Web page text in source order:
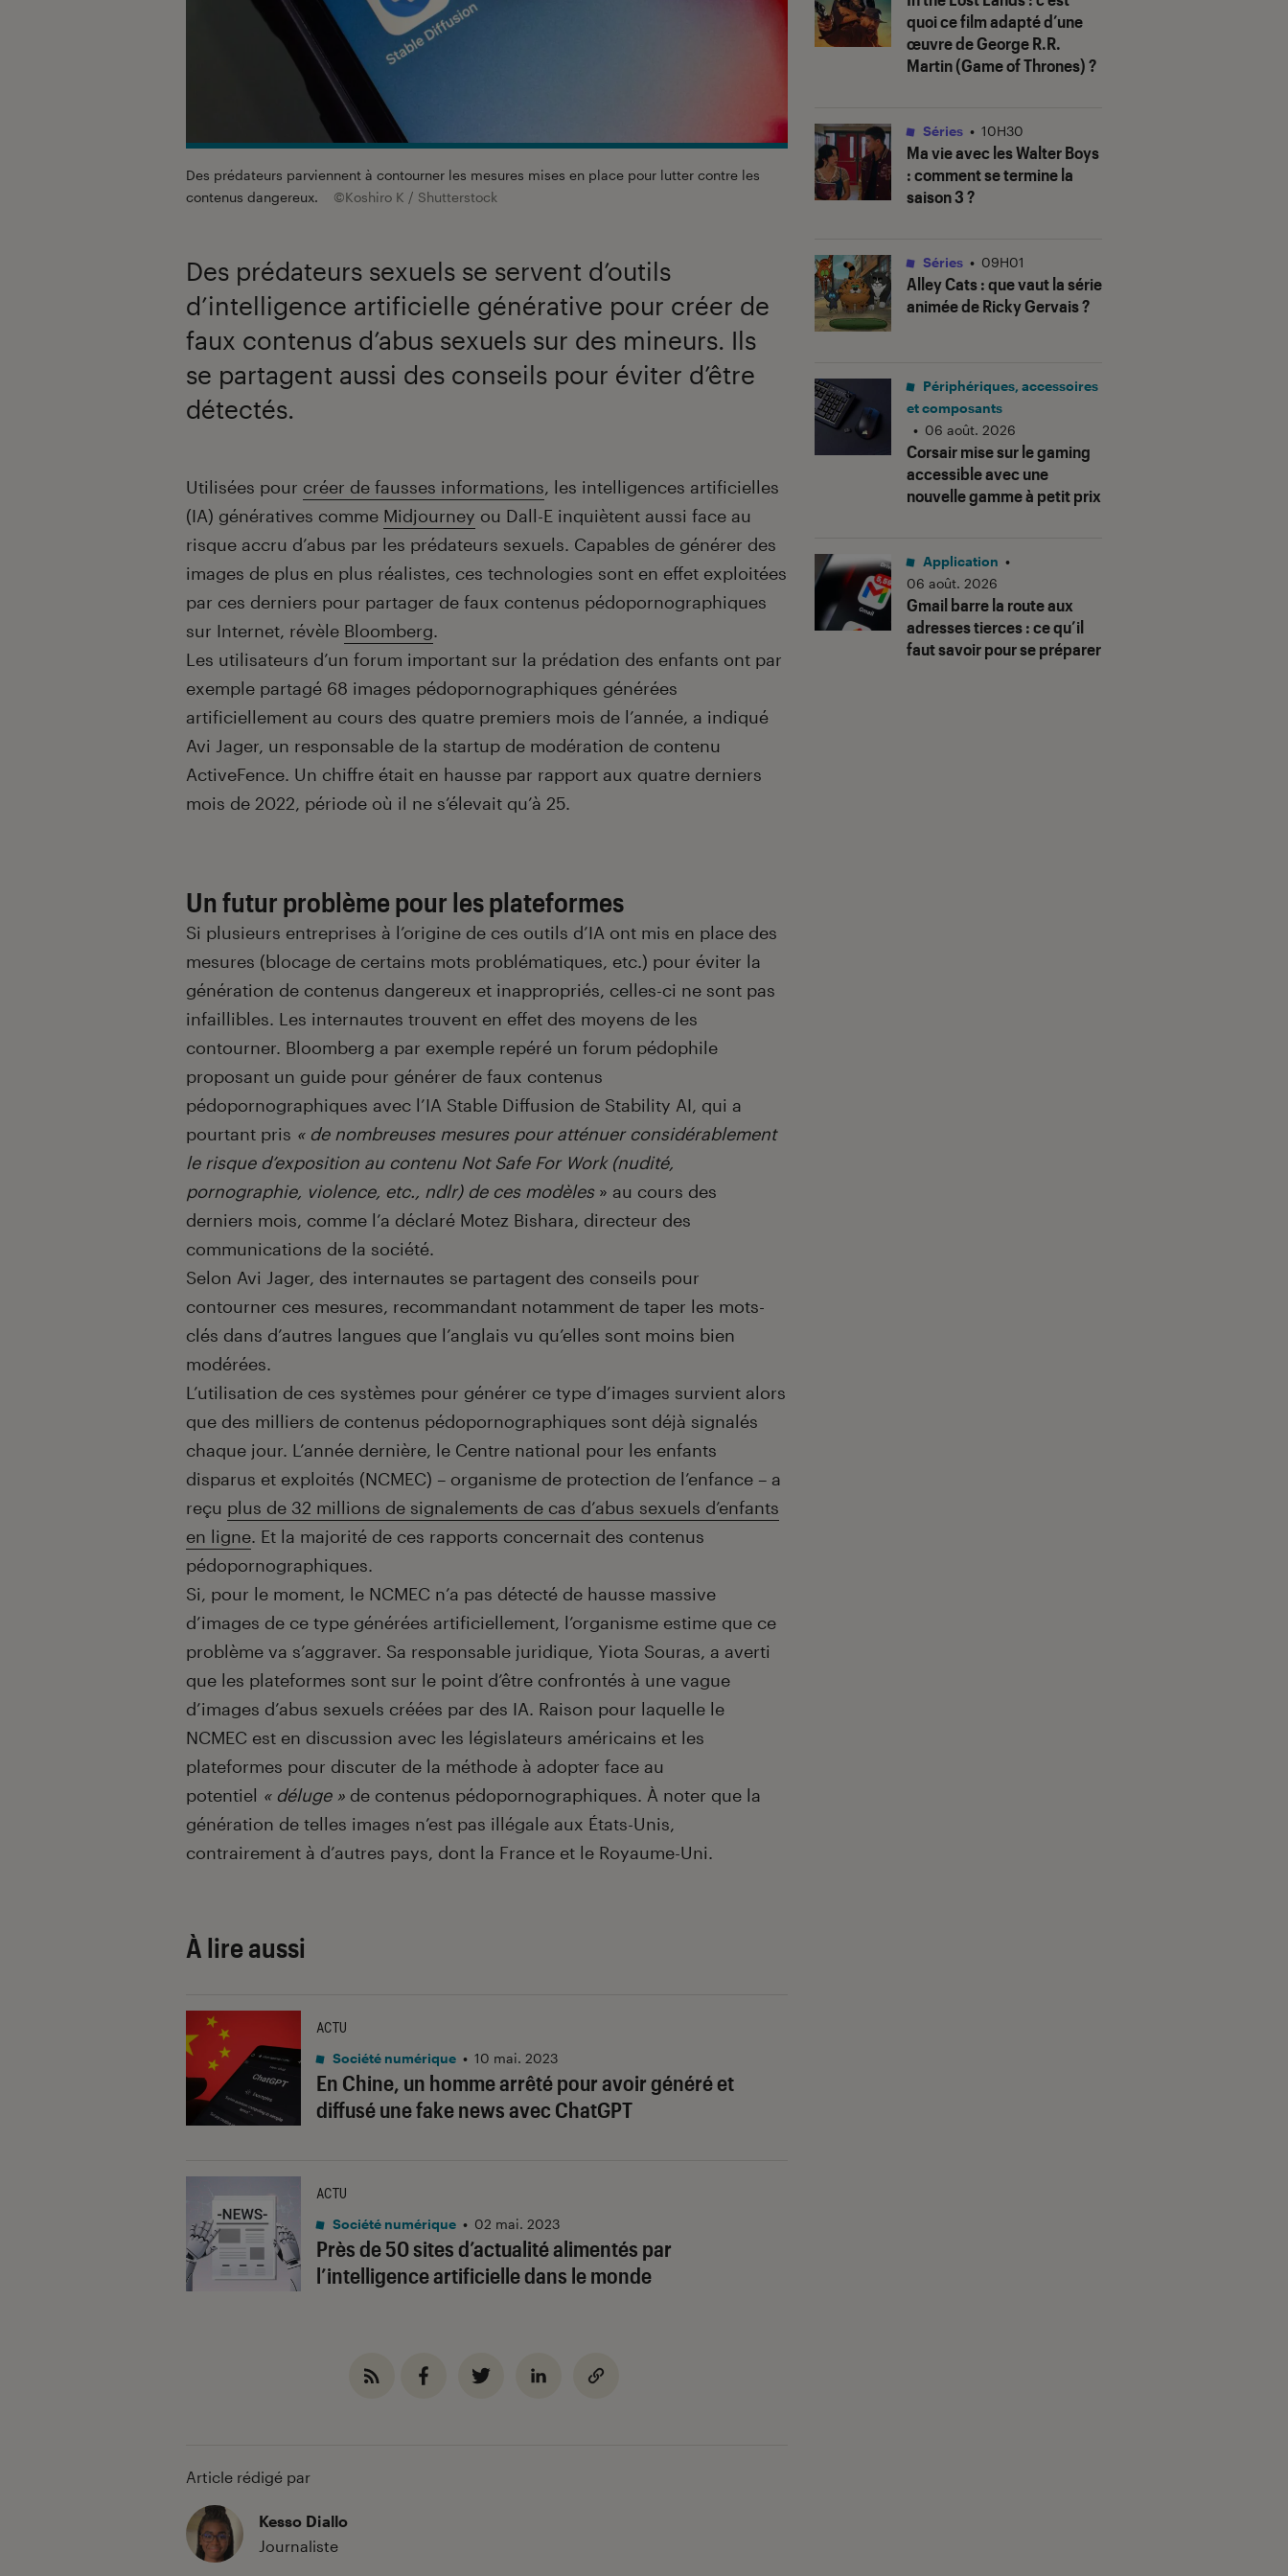
Des prédateurs parviennent à contourner les mesures mises en place pour lutter contre les
contenus dangereux.
©Koshiro K / Shutterstock
Des prédateurs sexuels se servent d’outils
d’intelligence artificielle générative pour créer de
faux contenus d’abus sexuels sur des mineurs. Ils
se partagent aussi des conseils pour éviter d’être
détectés.
Introduction
Utilisées pour créer de fausses informations, les intelligences artificielles
(IA) génératives comme Midjourney ou Dall-E inquiètent aussi face au
risque accru d’abus par les prédateurs sexuels. Capables de générer des
images de plus en plus réalistes, ces technologies sont en effet exploitées
par ces derniers pour partager de faux contenus pédopornographiques
sur Internet, révèle Bloomberg.
Les utilisateurs d’un forum important sur la prédation des enfants ont par
exemple partagé 68 images pédopornographiques générées
artificiellement au cours des quatre premiers mois de l’année, a indiqué
Avi Jager, un responsable de la startup de modération de contenu
ActiveFence. Un chiffre était en hausse par rapport aux quatre derniers
mois de 2022, période où il ne s’élevait qu’à 25.
Un futur problème pour les plateformes
Si plusieurs entreprises à l’origine de ces outils d’IA ont mis en place des
mesures (blocage de certains mots problématiques, etc.) pour éviter la
génération de contenus dangereux et inappropriés, celles-ci ne sont pas
infaillibles. Les internautes trouvent en effet des moyens de les
contourner. Bloomberg a par exemple repéré un forum pédophile
proposant un guide pour générer de faux contenus
pédopornographiques avec l’IA Stable Diffusion de Stability AI, qui a
pourtant pris « de nombreuses mesures pour atténuer considérablement
le risque d’exposition au contenu Not Safe For Work (nudité,
pornographie, violence, etc., ndlr) de ces modèles » au cours des
derniers mois, comme l’a déclaré Motez Bishara, directeur des
communications de la société.
Selon Avi Jager, des internautes se partagent des conseils pour
contourner ces mesures, recommandant notamment de taper les mots-
clés dans d’autres langues que l’anglais vu qu’elles sont moins bien
modérées.
L’utilisation de ces systèmes pour générer ce type d’images survient alors
que des milliers de contenus pédopornographiques sont déjà signalés
chaque jour. L’année dernière, le Centre national pour les enfants
disparus et exploités (NCMEC) – organisme de protection de l’enfance – a
reçu plus de 32 millions de signalements de cas d’abus sexuels d’enfants
en ligne. Et la majorité de ces rapports concernait des contenus
pédopornographiques.
Si, pour le moment, le NCMEC n’a pas détecté de hausse massive
d’images de ce type générées artificiellement, l’organisme estime que ce
problème va s’aggraver. Sa responsable juridique, Yiota Souras, a averti
que les plateformes sont sur le point d’être confrontés à une vague
d’images d’abus sexuels créées par des IA. Raison pour laquelle le
NCMEC est en discussion avec les législateurs américains et les
plateformes pour discuter de la méthode à adopter face au
potentiel « déluge » de contenus pédopornographiques. À noter que la
génération de telles images n’est pas illégale aux États-Unis,
contrairement à d’autres pays, dont la France et le Royaume-Uni.
À lire aussi
En Chine, un homme arrêté pour avoir généré et
diffusé une fake news avec ChatGPT
ACTU
Société numérique • 10 mai. 2023
Près de 50 sites d’actualité alimentés par
l’intelligence artificielle dans le monde
ACTU
Société numérique • 02 mai. 2023
Article rédigé par
Kesso Diallo
Journaliste
quoi ce film adapté d’une
œuvre de George R.R.
Martin (Game of Thrones) ?
Ma vie avec les Walter Boys
: comment se termine la
saison 3 ?
Séries • 10H30
Alley Cats: que vaut la série
animée de Ricky Gervais ?
Séries • 09H01
Corsair mise sur le gaming
accessible avec une
nouvelle gamme à petit prix
Périphériques, accessoires
et composants
• 06 août. 2026
Gmail barre la route aux
adresses tierces : ce qu’il
faut savoir pour se préparer
Application •
06 août. 2026